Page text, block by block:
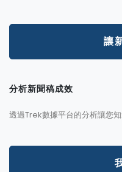
讓
分析新聞稿成效
透過Trek數據平台的分析讓您